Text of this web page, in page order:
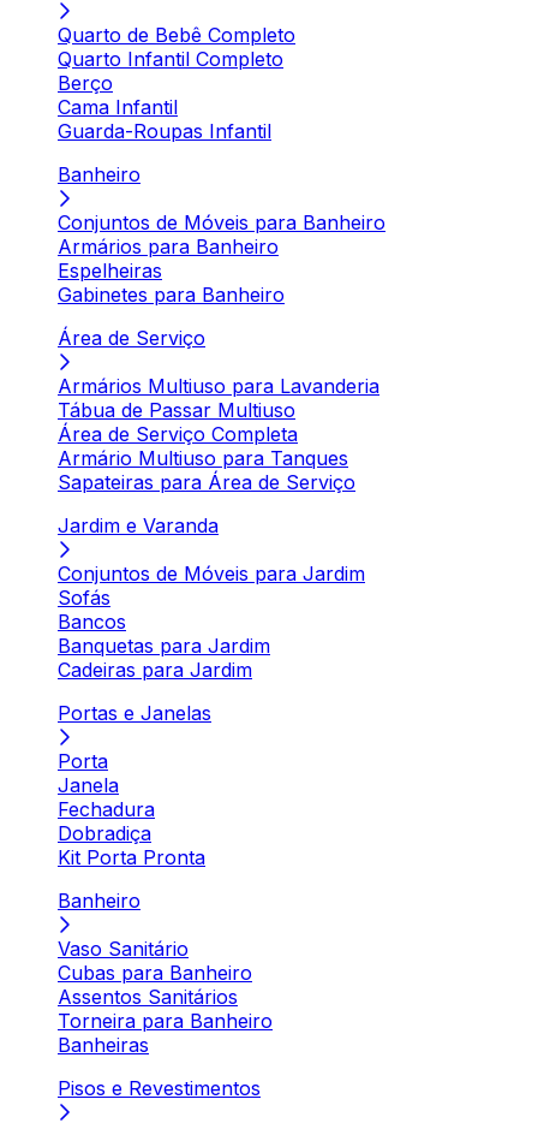
Quarto de Bebê Completo
Quarto Infantil Completo
Berço
Cama Infantil
Guarda-Roupas Infantil
Banheiro
Conjuntos de Móveis para Banheiro
Armários para Banheiro
Espelheiras
Gabinetes para Banheiro
Área de Serviço
Armários Multiuso para Lavanderia
Tábua de Passar Multiuso
Área de Serviço Completa
Armário Multiuso para Tanques
Sapateiras para Área de Serviço
Jardim e Varanda
Conjuntos de Móveis para Jardim
Sofás
Bancos
Banquetas para Jardim
Cadeiras para Jardim
Portas e Janelas
Porta
Janela
Fechadura
Dobradiça
Kit Porta Pronta
Banheiro
Vaso Sanitário
Cubas para Banheiro
Assentos Sanitários
Torneira para Banheiro
Banheiras
Pisos e Revestimentos